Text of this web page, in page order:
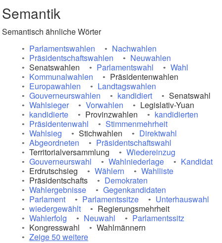
Semantik
Semantisch ähnliche Wörter
Parlamentswahlen
Nachwahlen
Präsidentschaftswahlen
Neuwahlen
Senatswahlen
Parlamentswahl
Wahl
Kommunalwahlen
Präsidentenwahlen
Europawahlen
Landtagswahlen
Gouverneurswahlen
kandidiert
Senatswahl
Wahlsieger
Vorwahlen
Legislativ-Yuan
kandidierte
Provinzwahlen
kandidierten
Präsidentenwahl
Stimmenmehrheit
Wahlsieg
Stichwahlen
Direktwahl
Abgeordneten
Präsidentschaftswahl
Territorialversammlung
Wiedereinzug
Gouverneurswahl
Wahlniederlage
Kandidat
Erdrutschsieg
Wählern
Wahlliste
Präsidentschafts
Demokraten
Wahlergebnisse
Gegenkandidaten
Parlament
Parlamentssitze
Unterhauswahl
wiedergewählt
Regierungsmehrheit
Wahlerfolg
Neuwahl
Parlamentssitz
Kongresswahl
Wahlmännern
Zeige 50 weitere